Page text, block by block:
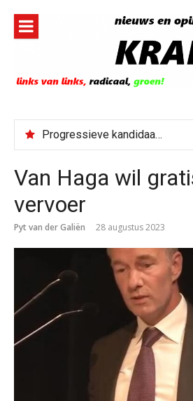
inhoud
Progressieve kandidaat El-Sayed senaatskandidaat Michigan
Van Haga wil
vervoer
Pyt van der Galiën 28 augustus 2023